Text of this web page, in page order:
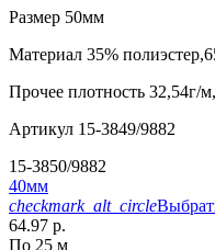
Размер 50мм
Материал 35%
Прочее плотность 32,54г/
Артикул 15-3849/9882
15-3850/9882
40мм
checkmark_alt_circle
64.97 р.
По 25 м